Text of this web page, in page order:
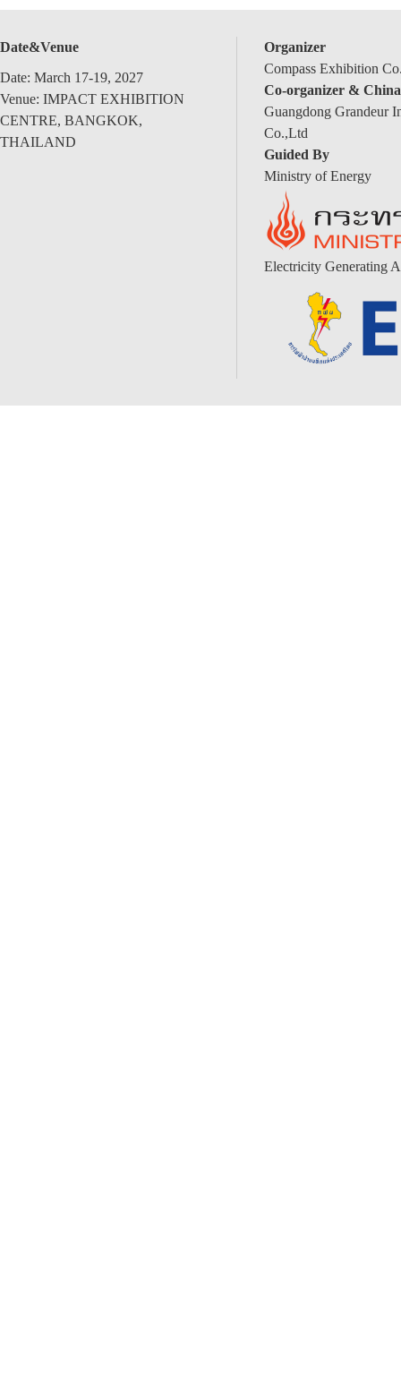
Date&Venue
Date: March 17-19, 2027
Venue: IMPACT EXHIBITION
CENTRE, BANGKOK,
THAILAND
Organizer
Compass Exhibition
Co-organizer &
Guangdong Grandeur
Co.,Ltd
Guided By
Ministry of Energy
Electricity Generating